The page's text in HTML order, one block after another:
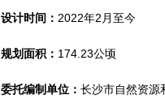
设计时间： 2022年2月至今
规划面积： 174.23公顷
委托编制单位： 长沙市自然资源